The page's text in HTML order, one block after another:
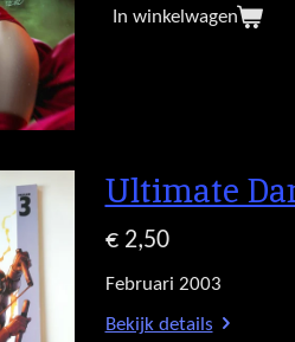
In winkelwagen
Ultimate
€ 2,50
Februari 2003
Bekijk details